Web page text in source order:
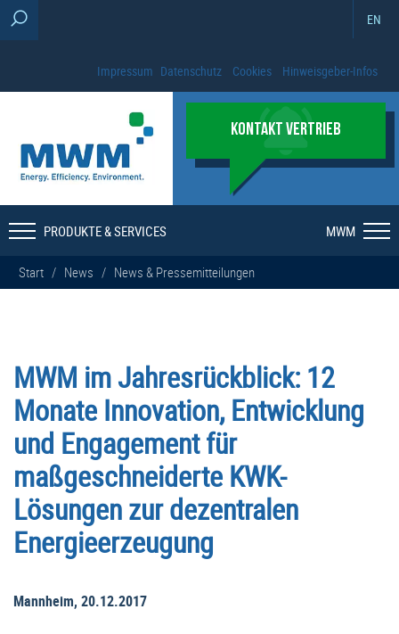
EN
Impressum Datenschutz Cookies Hinweisgeber-Infos
KONTAKT VERTRIEB
PRODUKTE & SERVICES MWM
Start / News / News & Pressemitteilungen
MWM im Jahresrückblick: 12
Monate Innovation, Entwicklung
und Engagement für
maßgeschneiderte KWK-
Lösungen zur dezentralen
Energieerzeugung
Mannheim, 20.12.2017